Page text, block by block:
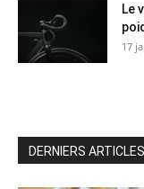
Le
17
DERNIERS ARTICLES